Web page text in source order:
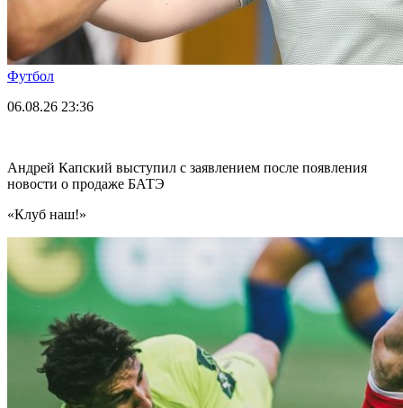
Футбол
06.08.26 23:36
Андрей Капский выступил с заявлением после появления
новости о продаже БАТЭ
«Клуб наш!»